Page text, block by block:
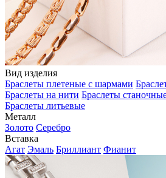
Вид изделия
Браслеты плетеные с шармами
Браслеты на нити Браслеты
Браслеты литьевые
Металл
Золото Серебро
Вставка
Агат Эмаль Бриллиант Фианит